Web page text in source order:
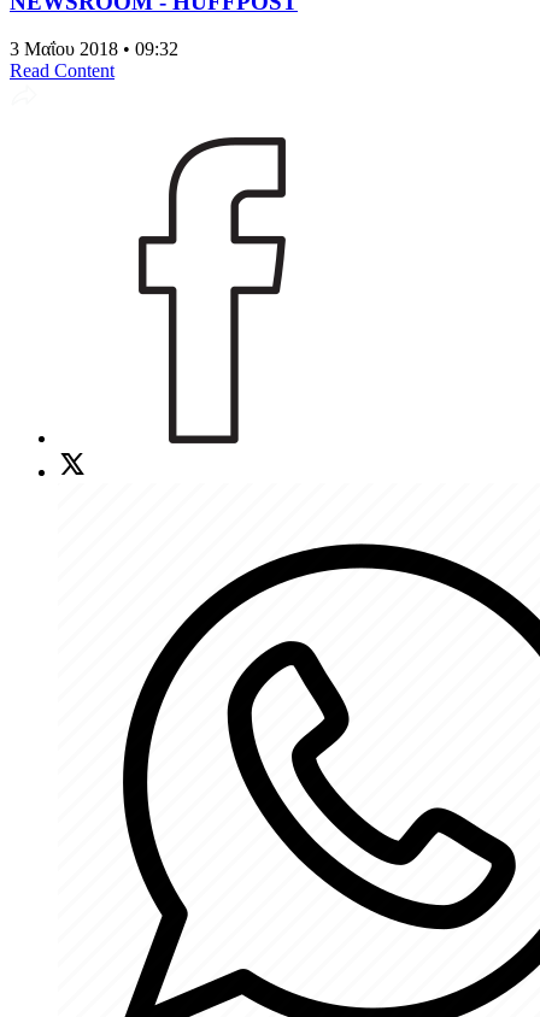
3 Μαΐου 2018 • 09:32
Read Content